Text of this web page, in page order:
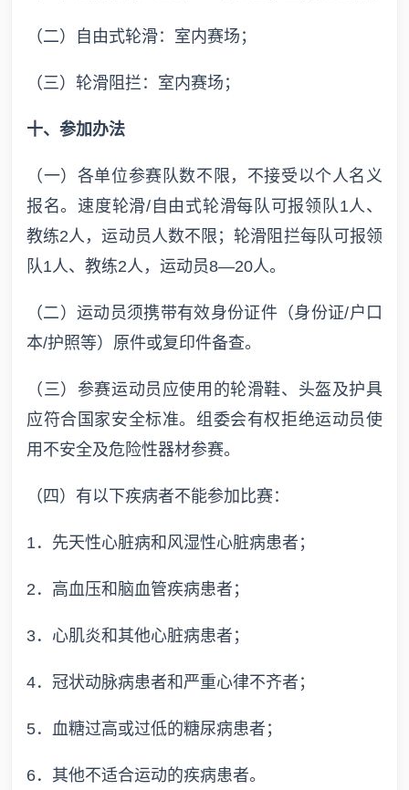
（二）自由式轮滑：室内赛场；
（三）轮滑阻拦：室内赛场；
十、参加办法
（一）各单位参赛队数不限，不接受以个人名义
报名。速度轮滑/自由式轮滑每队可报领队1人、
教练2人，运动员人数不限；轮滑阻拦每队可报领
队1人、教练2人，运动员8—20人。
（二）运动员须携带有效身份证件（身份证/户口
本/护照等）原件或复印件备查。
（三）参赛运动员应使用的轮滑鞋、头盔及护具
应符合国家安全标准。组委会有权拒绝运动员使
用不安全及危险性器材参赛。
（四）有以下疾病者不能参加比赛：
1．先天性心脏病和风湿性心脏病患者；
2．高血压和脑血管疾病患者；
3．心肌炎和其他心脏病患者；
4．冠状动脉病患者和严重心律不齐者；
5．血糖过高或过低的糖尿病患者；
6．其他不适合运动的疾病患者。